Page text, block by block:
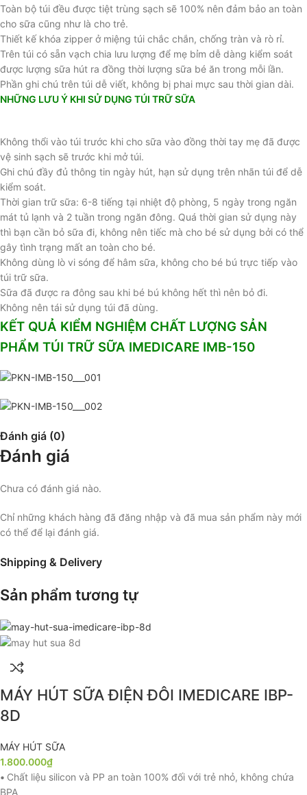
Toàn bộ túi đều được tiệt trùng sạch sẽ 100% nên đảm bảo an toàn
cho sữa cũng như là cho trẻ.
Thiết kế khóa zipper ở miệng túi chắc chắn, chống tràn và rò rỉ.
Trên túi có sẵn vạch chia lưu lượng để mẹ bỉm dễ dàng kiểm soát
được lượng sữa hút ra đồng thời lượng sữa bé ăn trong mỗi lần.
Phần ghi chú trên túi dễ viết, không bị phai mực sau thời gian dài.
NHỮNG LƯU Ý KHI SỬ DỤNG TÚI TRỮ SỮA
Không thổi vào túi trước khi cho sữa vào đồng thời tay mẹ đã được
vệ sinh sạch sẽ trước khi mở túi.
Ghi chú đầy đủ thông tin ngày hút, hạn sử dụng trên nhãn túi để dễ
kiểm soát.
Thời gian trữ sữa: 6-8 tiếng tại nhiệt độ phòng, 5 ngày trong ngăn
mát tủ lạnh và 2 tuần trong ngăn đông. Quá thời gian sử dụng này
thì bạn cần bỏ sữa đi, không nên tiếc mà cho bé sử dụng bởi có thể
gây tình trạng mất an toàn cho bé.
Không dùng lò vi sóng để hâm sữa, không cho bé bú trực tiếp vào
túi trữ sữa.
Sữa đã được ra đông sau khi bé bú không hết thì nên bỏ đi.
Không nên tái sử dụng túi đã dùng.
KẾT QUẢ KIỂM NGHIỆM CHẤT LƯỢNG SẢN
PHẨM TÚI TRỮ SỮA IMEDICARE IMB-150
Đánh giá (0)
Đánh giá
Chưa có đánh giá nào.
Chỉ những khách hàng đã đăng nhập và đã mua sản phẩm này mới
có thể để lại đánh giá.
Shipping & Delivery
Sản phẩm tương tự
MÁY HÚT SỮA ĐIỆN ĐÔI IMEDICARE IBP-
8D
MÁY HÚT SỮA
1.800.000₫
• Chất liệu silicon và PP an toàn 100% đối với trẻ nhỏ, không chứa
BPA